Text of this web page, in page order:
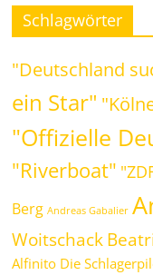
Schlagwörter
"Deutschland
ein Star"
"Offizielle
"Riverboat"
Berg Andreas Gabalier
Woitschack
Alfinito Die